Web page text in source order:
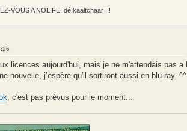
VOUS A NOLIFE, dé:kaaltchaar !!!
licences aujourd'hui, mais je ne m'attendais pas a
nouvelle, j’espère qu'il sortiront aussi en blu-ray. ^^
, c'est pas prévus pour le moment...